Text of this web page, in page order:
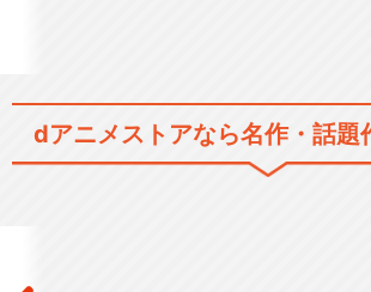
dアニメストアなら名作・話題